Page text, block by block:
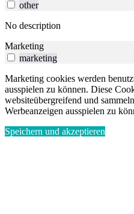
other
No description
Marketing
marketing
Marketing cookies werden
ausspielen zu können. Diese
websiteübergreifend und
Werbeanzeigen ausspielen zu
Speichern und akzeptieren